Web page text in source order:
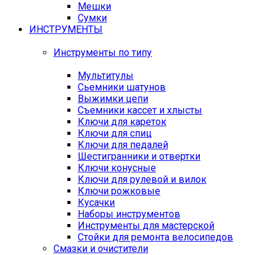
Мешки
Сумки
ИНСТРУМЕНТЫ
Инструменты по типу
Мультитулы
Сьемники шатунов
Выжимки цепи
Съемники кассет и хлысты
Ключи для кареток
Ключи для спиц
Ключи для педалей
Шестигранники и отвертки
Ключи конусные
Ключи для рулевой и вилок
Ключи рожковые
Кусачки
Наборы инструментов
Инструменты для мастерской
Стойки для ремонта велосипедов
Смазки и очистители